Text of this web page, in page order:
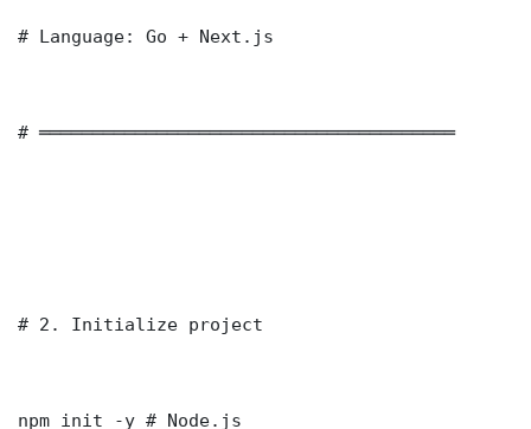
# Language: Go + Next.js
# ═══════════════════════════════════════
# 2. Initialize project
npm init -y # Node.js